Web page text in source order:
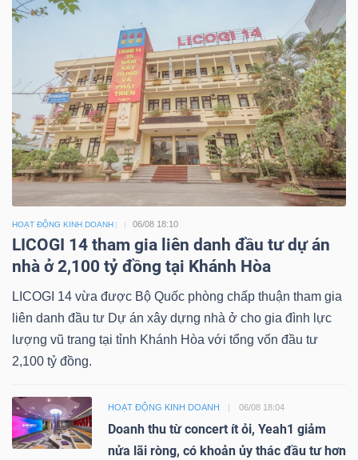
HOẠT ĐỘNG KINH DOANH 06/08 18:10
LICOGI 14 tham gia liên danh đầu tư dự án
nhà ở 2,100 tỷ đồng tại Khánh Hòa
LICOGI 14 vừa được Bộ Quốc phòng chấp thuận tham gia
liên danh đầu tư Dự án xây dựng nhà ở cho gia đình lực
lượng vũ trang tại tỉnh Khánh Hòa với tổng vốn đầu tư
2,100 tỷ đồng.
HOẠT ĐỘNG KINH DOANH 06/08 18:04
Doanh thu từ concert ít ỏi, Yeah1 giảm
nửa lãi ròng, có khoản ủy thác đầu tư hơn